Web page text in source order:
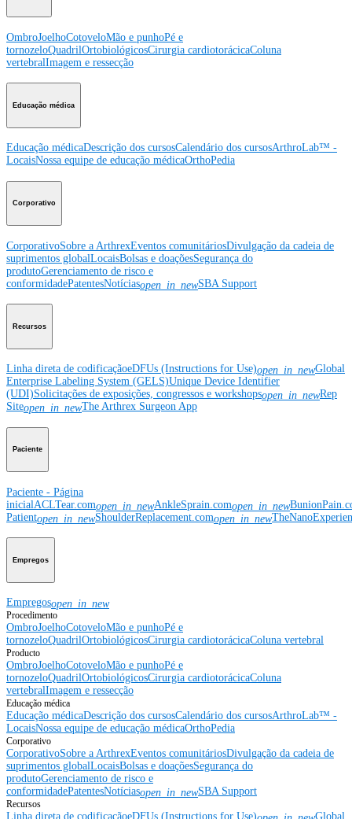
OmbroJoelhoCotoveloMão e punhoPé e
tornozeloQuadrilOrtobiológicosCirurgia cardiotorácicaColuna
vertebralImagem e ressecção
Educação médica
Educação médicaDescrição dos cursosCalendário dos cursosArthroLab™ -
LocaisNossa equipe de educação médicaOrthoPedia
Corporativo
CorporativoSobre a ArthrexEventos comunitáriosDivulgação da cadeia de
suprimentos globalLocaisBolsas e doaçõesSegurança do
produtoGerenciamento de risco e
conformidadePatentesNotíciasopen_in_newSBA Support
Recursos
Linha direta de codificaçãoeDFUs (Instructions for Use)open_in_newGlobal
Enterprise Labeling System (GELS)Unique Device Identifier
(UDI)Solicitações de exposições, congressos e workshopsopen_in_newRep
Siteopen_in_newThe Arthrex Surgeon App
Paciente
Paciente - Página
inicialACLTear.comopen_in_newAnkleSprain.comopen_in_new
Patientopen_in_newShoulderReplacement.comopen_in_new
Empregos
Empregosopen_in_new
Procedimento
OmbroJoelhoCotoveloMão e punhoPé e
tornozeloQuadrilOrtobiológicosCirurgia cardiotorácicaColuna vertebral
Producto
OmbroJoelhoCotoveloMão e punhoPé e
tornozeloQuadrilOrtobiológicosCirurgia cardiotorácicaColuna
vertebralImagem e ressecção
Educação médica
Educação médicaDescrição dos cursosCalendário dos cursosArthroLab™ -
LocaisNossa equipe de educação médicaOrthoPedia
Corporativo
CorporativoSobre a ArthrexEventos comunitáriosDivulgação da cadeia de
suprimentos globalLocaisBolsas e doaçõesSegurança do
produtoGerenciamento de risco e
conformidadePatentesNotíciasopen_in_newSBA Support
Recursos
Linha direta de codificaçãoeDFUs (Instructions for Use) Global